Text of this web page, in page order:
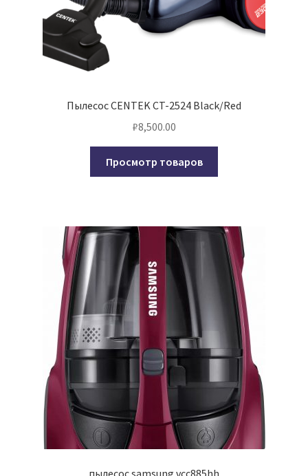
Пылесос CENTEK CT-2524 Black/Red
₽8,500.00
Просмотр товаров
пылесос samsung vcc885hh